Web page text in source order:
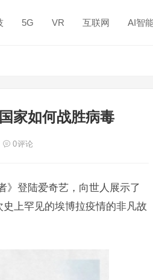
5G VR 互联网 AI智
家如何战胜病毒
0评论
登陆爱奇艺，向世人展示了
上罕见的埃博拉疫情的非凡故